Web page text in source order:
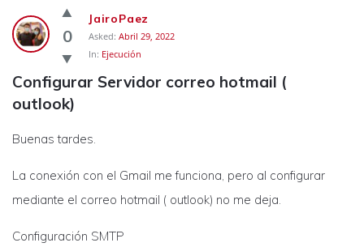
Rocketbot
Forum
Latest
Questions
0
JairoPaez
Asked: Abril 29, 2022
In: Ejecución
Configurar Servidor correo hotmail (
outlook)
Buenas tardes.
La conexión con el Gmail me funciona, pero al configurar
mediante el correo hotmail ( outlook) no me deja.
Configuración SMTP